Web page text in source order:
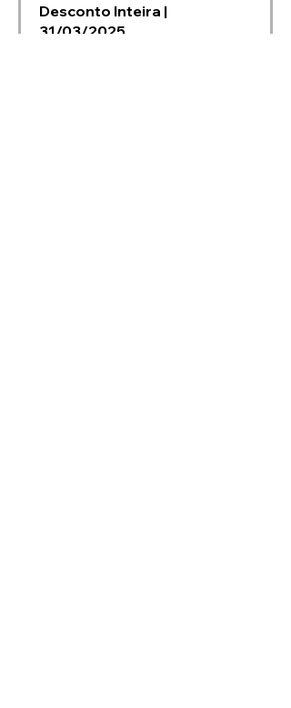
Desconto Inteira |
31/03/2025